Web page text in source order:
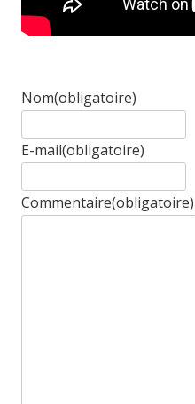
Nom(obligatoire)
E-mail(obligatoire)
Commentaire(obligatoire)